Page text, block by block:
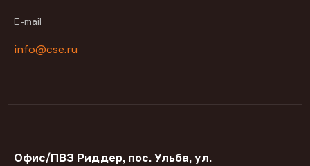
E-mail
info@cse.ru
Офис/ПВЗ Риддер, пос. Ульба, ул.